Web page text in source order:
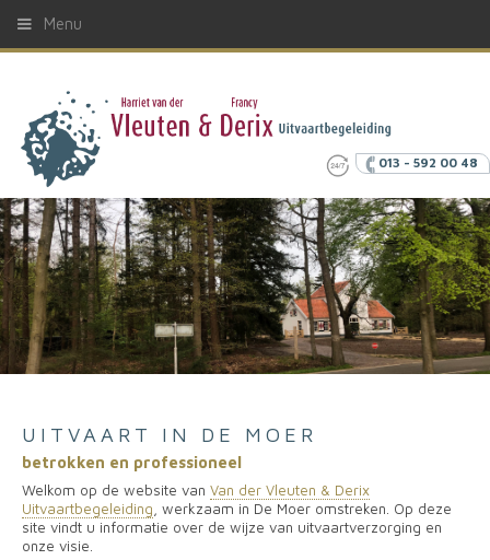
013 - 592 00 48
UITVAART IN DE MOER
betrokken en professioneel
Welkom op de website van Van der Vleuten & Derix
Uitvaartbegeleiding , werkzaam in De Moer omstreken. Op deze
site vindt u informatie over de wijze van uitvaartverzorging en
onze visie.
Menu